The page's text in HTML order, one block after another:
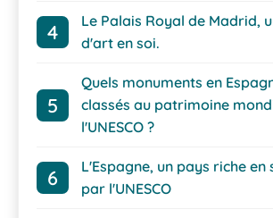
Le Palais Royal de Madrid,
d'art en soi.
Quels monuments en
classés au patrimoine
l'UNESCO ?
L'Espagne, un pays riche en
par l'UNESCO